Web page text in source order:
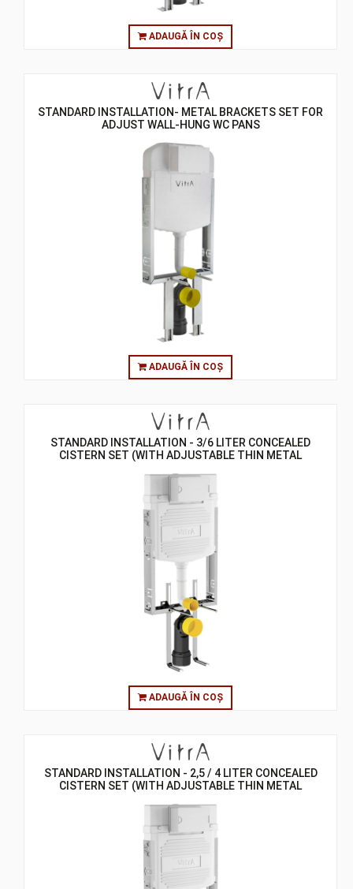
ADAUGĂ ÎN COȘ
STANDARD INSTALLATION- METAL BRACKETS SET FOR
ADJUST WALL-HUNG WC PANS
ADAUGĂ ÎN COȘ
STANDARD INSTALLATION - 3/6 LITER CONCEALED
CISTERN SET (WITH ADJUSTABLE THIN METAL
ADAUGĂ ÎN COȘ
STANDARD INSTALLATION - 2,5 / 4 LITER CONCEALED
CISTERN SET (WITH ADJUSTABLE THIN METAL